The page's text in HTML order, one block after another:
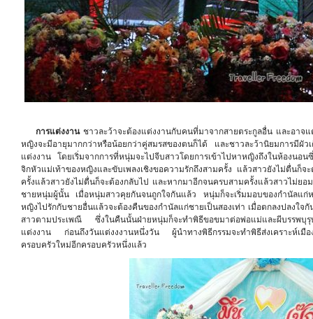
การแต่งงานชาวละว้าจะต้องแต่งงานกับคนที่มาจากสายตระกูลอื่น และอาจ
หญิงจะมีอายุมากกว่าหรือน้อยกว่าคู่สมรสของตนก็ได้ และชาวละว้านิยมการมีผัว
แต่งงาน โดยเริ่มจากการที่หนุ่มจะไปจีบสาวโดยการเข้าไปหาหญิงถึงในห้องนอ
จิกหัวแม่เท้าของหญิงและขับเพลงเชิงขอความรักถึงสามครั้ง แล้วสาวยังไม่ตื่นก็
ครั้งแล้วสาวยังไม่ตื่นก็จะต้องกลับไป และหากมาอีกจนครบสามครั้งแล้วสาวไม่ย
ชายหนุ่มผู้นั้น เมื่อหนุ่มสาวคุยกันจนถูกใจกันแล้ว หนุ่มก็จะเริ่มมอบของกำนัลแ
หญิงไปรักกับชายอื่นแล้วจะต้องคืนของกำนัลแก่ชายเป็นสองเท่า เมื่อตกลงปลงใ
สาวตามประเพณี ซึ่งในคืนนั้นฝ่ายหนุ่มก็จะทำพิธีขอขมาต่อพ่อแม่และผีบรรพบุ
แต่งงาน ก่อนถึงวันแต่งงงานหนึ่งวัน ผู้นำทางพิธีกรรมจะทำพิธีส่งเคราะห์เมื
ครอบครัวใหม่อีกครอบครัวหนึ่งแล้ว